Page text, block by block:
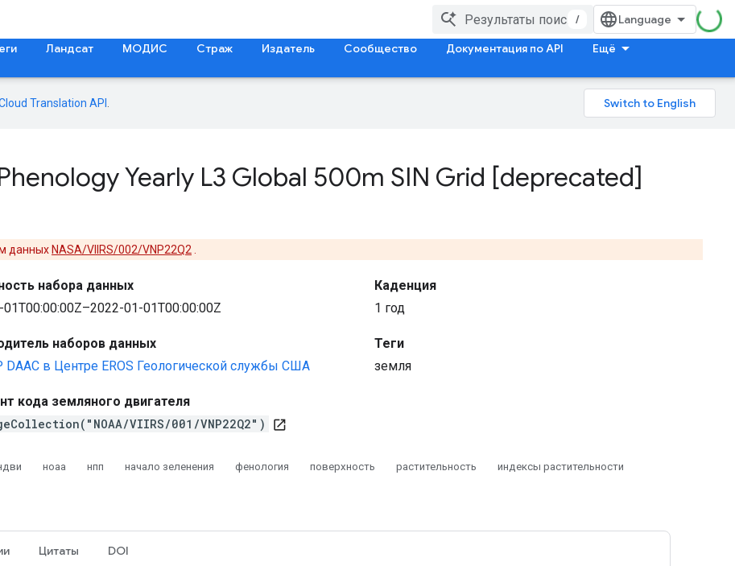
/
Ландсат МОДИС Страж Издатель Сообщество Документация по API Ещё
Translation API
Yearly L3 Global 500m SIN Grid [deprecated]
данных NASA/VIIRS/002/VNP22Q2
набора данных
01-01T00:00:00Z
наборов данных
DAAC в Центре EROS Геологической службы США
кода земляного двигателя
VIIRS/001/VNP22Q2")
open_in_new
Каденция
1 год
Теги
земля
ноаа нпп начало зеленения фенология поверхность растительность индексы растительности
Цитаты DOI